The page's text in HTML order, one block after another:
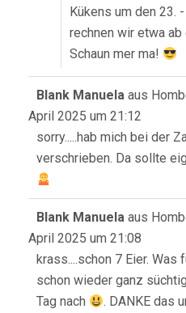
Kükens um den 23.
rechnen wir etwa
Schaun mer ma!
Blank Manuela aus
April 2025 um 21:12
sorry.....hab mich bei der
verschrieben. Da sollte
Blank Manuela aus
April 2025 um 21:08
krass....schon 7 Eier. Was
schon wieder ganz
Tag nach
. DANKE das